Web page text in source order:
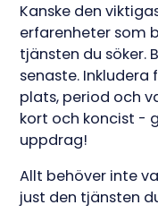
Kanske den
erfarenheter som
tjänsten du söker.
senaste.
plats, period och
kort och koncist -
uppdrag!
Allt behöver inte
just den tjänsten